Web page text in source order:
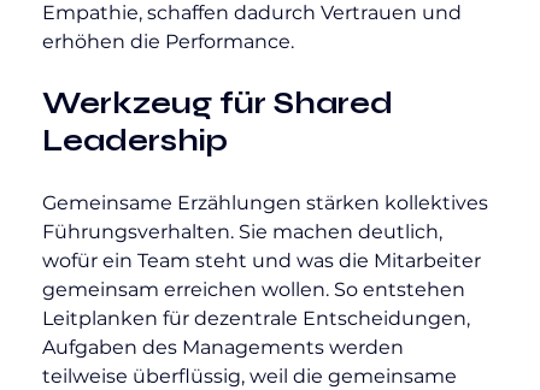
Empathie, schaffen dadurch Vertrauen und
erhöhen die Performance.
Werkzeug für Shared
Leadership
Gemeinsame Erzählungen stärken kollektives
Führungsverhalten. Sie machen deutlich,
wofür ein Team steht und was die Mitarbeiter
gemeinsam erreichen wollen. So entstehen
Leitplanken für dezentrale Entscheidungen,
Aufgaben des Managements werden
teilweise überflüssig, weil die gemeinsame